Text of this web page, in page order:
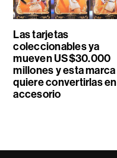
Las tarjetas
coleccionables ya
mueven US$30.000
millones y esta marca
quiere convertirlas en
accesorio